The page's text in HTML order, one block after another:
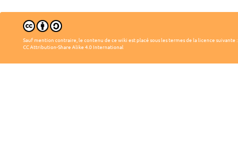
Sauf mention contraire, le contenu de ce wiki est placé sous les termes de la licence suivante :
CC Attribution-Share Alike 4.0 International